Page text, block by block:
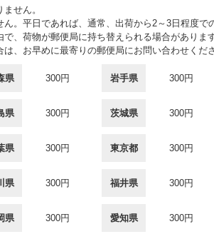
せん。
。平日であれば、通常、出荷から2～3日程度で
、荷物が郵便局に持ち替えられる場合があり
、お早めに最寄りの郵便局にお問い合わせくださ
県 300円 岩手県 300円
県 300円 茨城県 300円
県 300円 東京都 300円
県 300円 福井県 300円
県 300円 愛知県 300円